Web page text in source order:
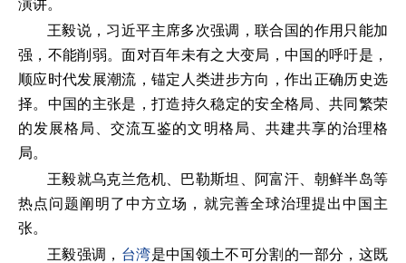
演讲。
王毅说，习近平主席多次强调，联合国的作用只能加
强，不能削弱。面对百年未有之大变局，中国的呼吁是，
顺应时代发展潮流，锚定人类进步方向，作出正确历史选
择。中国的主张是，打造持久稳定的安全格局、共同繁荣
的发展格局、交流互鉴的文明格局、共建共享的治理格
局。
王毅就乌克兰危机、巴勒斯坦、阿富汗、朝鲜半岛等
热点问题阐明了中方立场，就完善全球治理提出中国主
张。
王毅强调， 台湾是中国领土不可分割的一部分，这既